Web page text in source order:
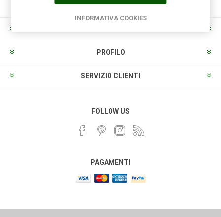
PROFILO
SERVIZIO CLIENTI
FOLLOW US
PAGAMENTI
INFORMATIVA COOKIES